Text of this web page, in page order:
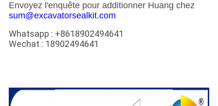
Envoyez l'enquête pour additionner Huang chez
sum@excavatorsealkit.com
Whatsapp : +8618902494641
Wechat : 18902494641